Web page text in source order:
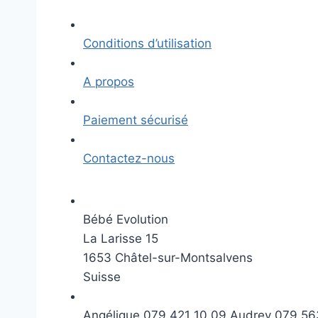
Conditions d’utilisation
A propos
Paiement sécurisé
Contactez-nous
Bébé Evolution
La Larisse 15
1653 Châtel-sur-Montsalvens
Suisse
Angélique 079 421 10 09 Audrey 079